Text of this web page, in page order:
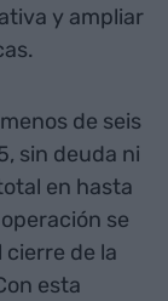
y ampliar
de seis
sin deuda ni
en hasta
se
cierre de la
esta